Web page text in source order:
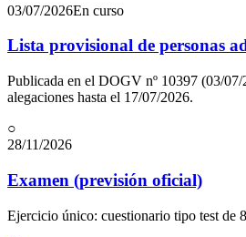
03/07/2026En curso
Lista provisional de personas
Publicada en el DOGV nº 10397 (03/07/
alegaciones hasta el 17/07/2026.
○
28/11/2026
Examen (previsión oficial)
Ejercicio único: cuestionario tipo test de